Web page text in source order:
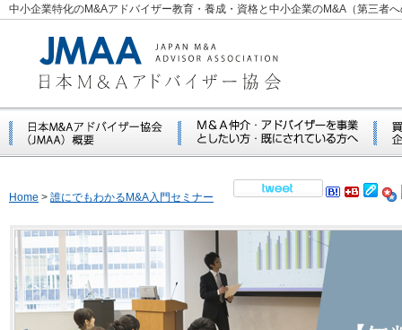
中小企業特化のM&Aアドバイザー教育・養成・資格と中小企業のM&A（第三者
Home > 誰にでもわかるM&A入門セミナー